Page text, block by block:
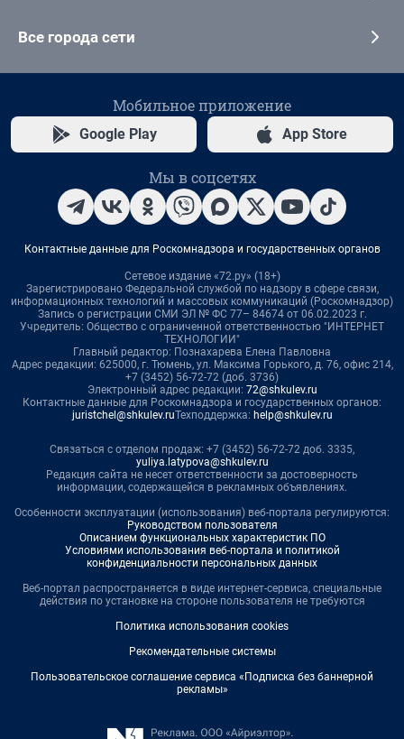
Все города сети
Мобильное приложение
Google Play App Store
Мы в соцсетях
Контактные данные для Роскомнадзора и государственных органов
Сетевое издание «72.ру» (18+)
Зарегистрировано Федеральной службой по надзору в сфере связи,
информационных технологий и массовых коммуникаций (Роскомнадзор)
Запись о регистрации СМИ ЭЛ № ФС 77– 84674 от 06.02.2023 г.
Учредитель: Общество с ограниченной ответственностью "ИНТЕРНЕТ
ТЕХНОЛОГИИ"
Главный редактор: Познахарева Елена Павловна
Адрес редакции: 625000, г. Тюмень, ул. Максима Горького, д. 76, офис 214,
+7 (3452) 56-72-72 (доб. 3736)
Электронный адрес редакции: 72@shkulev.ru
Контактные данные для Роскомнадзора и государственных органов:
juristchel@shkulev.ruТехподдержка: help@shkulev.ru
Связаться с отделом продаж: +7 (3452) 56-72-72 доб. 3335,
yuliya.latypova@shkulev.ru
Редакция сайта не несет ответственности за достоверность
информации, содержащейся в рекламных объявлениях.
Особенности эксплуатации (использования) веб-портала регулируются:
Руководством пользователя
Описанием функциональных характеристик ПО
Условиями использования веб-портала и политикой
конфиденциальности персональных данных
Веб-портал распространяется в виде интернет-сервиса, специальные
действия по установке на стороне пользователя не требуются
Политика использования cookies
Рекомендательные системы
Пользовательское соглашение сервиса «Подписка без баннерной
рекламы»